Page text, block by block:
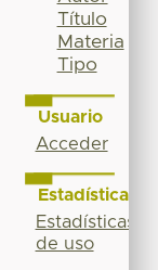
Título
Materia
Tipo
Usuario
Acceder
Estadísticas
Estadísticas
de uso